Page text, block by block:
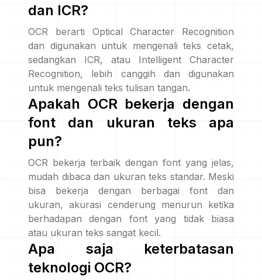
dan ICR?
OCR berarti Optical Character Recognition
dan digunakan untuk mengenali teks cetak,
sedangkan ICR, atau Intelligent Character
Recognition, lebih canggih dan digunakan
untuk mengenali teks tulisan tangan.
Apakah OCR bekerja dengan
font dan ukuran teks apa
pun?
OCR bekerja terbaik dengan font yang jelas,
mudah dibaca dan ukuran teks standar. Meski
bisa bekerja dengan berbagai font dan
ukuran, akurasi cenderung menurun ketika
berhadapan dengan font yang tidak biasa
atau ukuran teks sangat kecil.
Apa saja keterbatasan
teknologi OCR?